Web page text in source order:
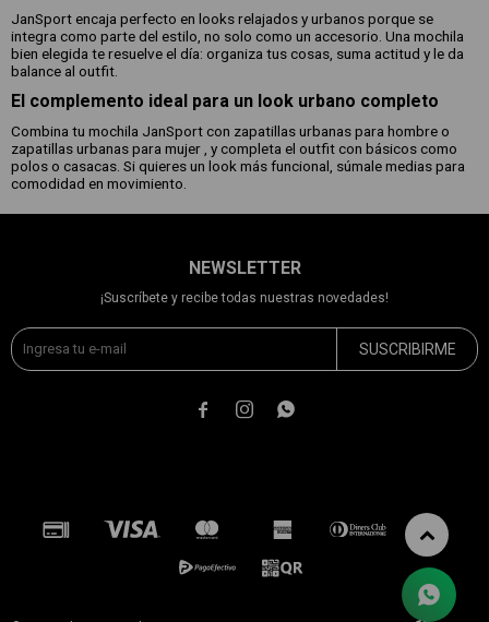
JanSport encaja perfecto en looks relajados y urbanos porque se
integra como parte del estilo, no solo como un accesorio. Una mochila
bien elegida te resuelve el día: organiza tus cosas, suma actitud y le da
balance al outfit.
El complemento ideal para un look urbano completo
Combina tu mochila JanSport con zapatillas urbanas para hombre o
zapatillas urbanas para mujer , y completa el outfit con básicos como
polos o casacas. Si quieres un look más funcional, súmale medias para
comodidad en movimiento.
NEWSLETTER
¡Suscríbete y recibe todas nuestras novedades!
SUSCRIBIRME
  